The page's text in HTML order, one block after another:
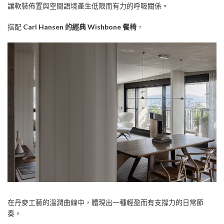
讓軟裝佈置與空間語境產生低限而有力的呼吸關係。
搭配 Carl Hansen 的經典 Wishbone 餐椅 ，
在丹麥工藝的溫潤曲線中，體現出一種輕盈而有支撐力的日常節
奏。